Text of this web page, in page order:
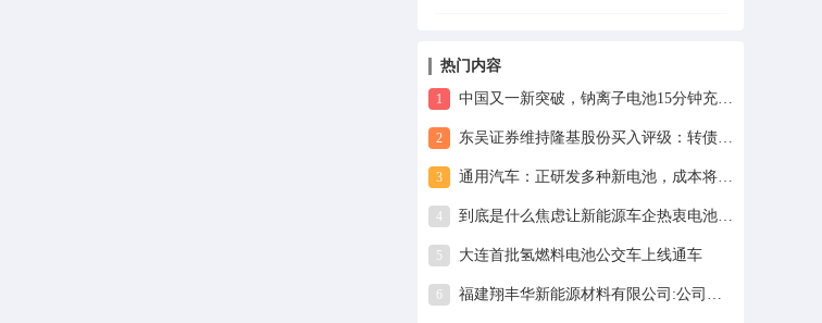
热门内容
1 中国又一新突破，钠离子电池15分钟充电80%，能否取代锂离子电池
2 东吴证券维持隆基股份买入评级：转债募资70亿元扩产N型高效电池，一体化龙头领跑行业，目标价120元
3 通用汽车：正研发多种新电池，成本将降至 100 美元 / 度
4 到底是什么焦虑让新能源车企热衷电池研发
5 大连首批氢燃料电池公交车上线通车
6 福建翔丰华新能源材料有限公司:公司的锂离子电池石墨负极材料已站在新一代国产化材料应用的前沿